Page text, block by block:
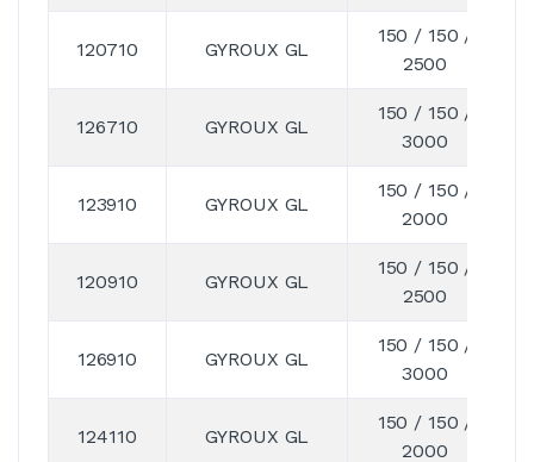
120710 GYROUX GL
150 / 150 /
2500
126710 GYROUX GL
150 / 150 /
3000
123910 GYROUX GL
150 / 150 /
2000
120910 GYROUX GL
150 / 150 /
2500
126910 GYROUX GL
150 / 150 /
3000
124110 GYROUX GL
150 / 150 /
2000